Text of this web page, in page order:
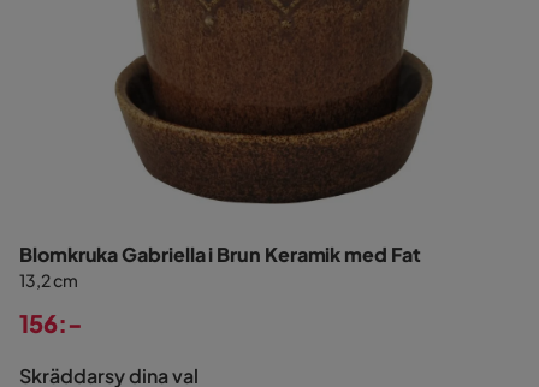
Blomkruka Gabriella i Brun Keramik med Fat
13,2 cm
Pris
156:-
Skräddarsy dina val